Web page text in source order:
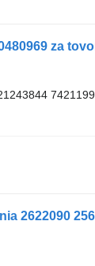
za
2622090